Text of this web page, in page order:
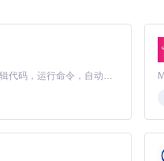
Claude Code 的开源替代方案。连接任意大模型，编辑代码，运行命令，自动验证 — 全自动执行。用 Rust 构建，极致性能。 ｜ An open-source alternative to Claude Code. Connect any LLM, edit code, run commands, and verify changes — autonomously. Built in Rust for speed. Get Started